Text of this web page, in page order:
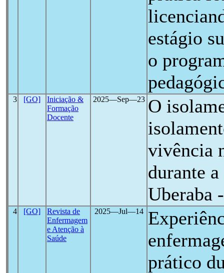
estágio
o
3 [GO]
Iniciação &
Formação
Docente
2025―Sep―23 O
vivência
durante a
Uberaba
4 [GO]
Revista de
Enfermagem
e Atenção à
Saúde
2025―Jul―14
prático